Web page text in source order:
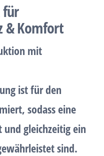
für
& Komfort
mit
ist für den
, sodass eine
und gleichzeitig ein
sind.